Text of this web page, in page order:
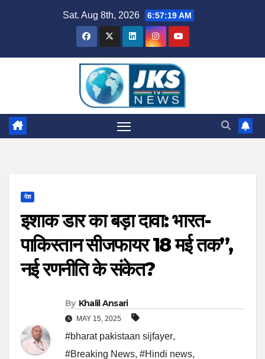
Sat. Aug 8th, 2026 6:57:20 AM
देश
इशाक डार का बड़ा दावा: भारत-
पाकिस्तान सीजफायर 18 मई तक”,
नई रणनीति के संकेत?
By Khalil Ansari
MAY 15, 2025
#bharat pakistaan sijfayer,
#Breaking News, #Hindi news,